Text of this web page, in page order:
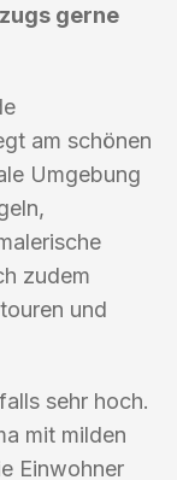
gerne
am schönen
Umgebung
zudem
und
sehr hoch.
mit milden
Einwohner